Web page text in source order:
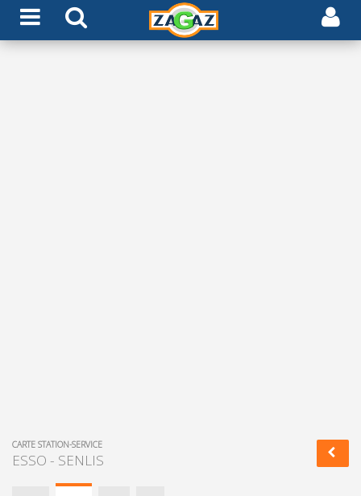
CARTE STATION-SERVICE
ESSO - SENLIS